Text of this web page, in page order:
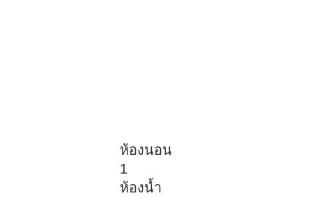
ห้องนอน
1
ห้องน้ำ